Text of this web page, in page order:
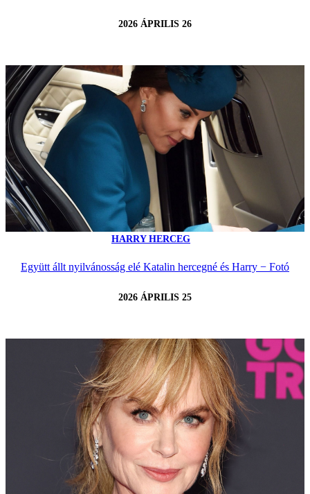
2026 ÁPRILIS 26
HARRY HERCEG
Együtt állt nyilvánosság elé Katalin hercegné és Harry − Fotó
2026 ÁPRILIS 25